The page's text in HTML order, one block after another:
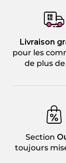
Livraison
pour les
de plus
Section
toujours